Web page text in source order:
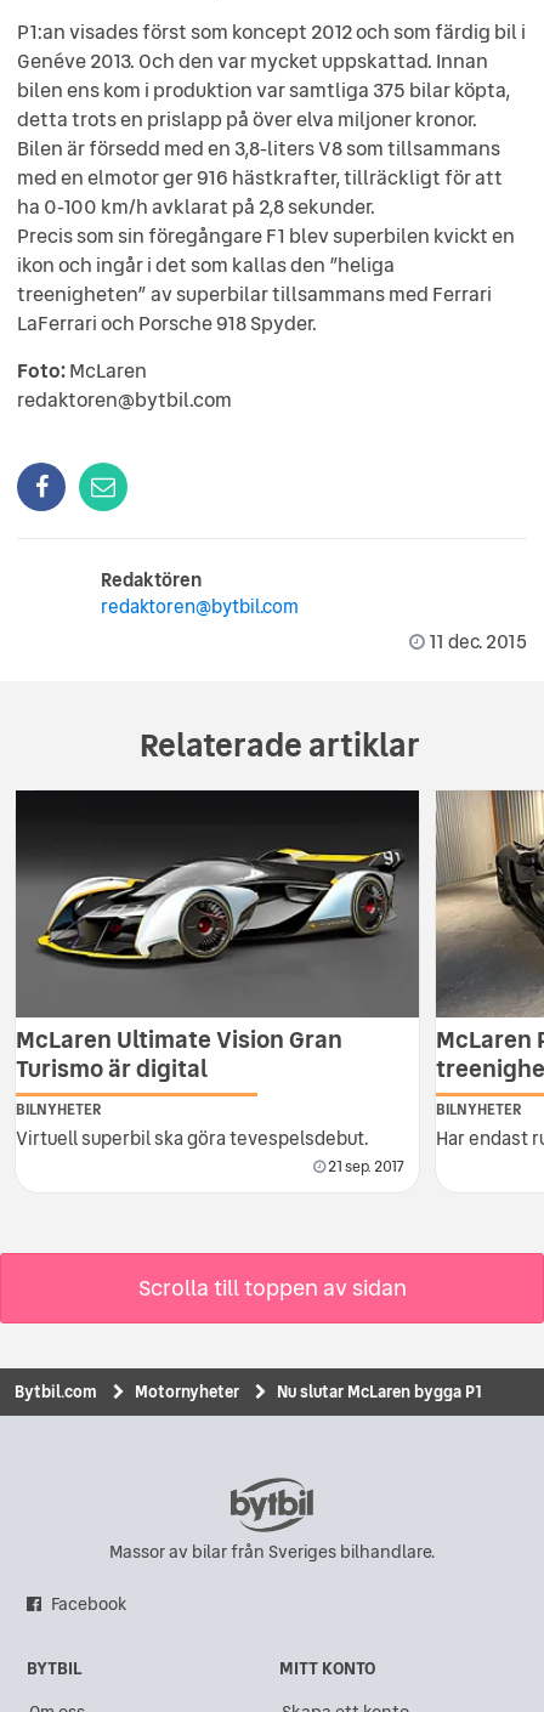
P1:an visades först som koncept 2012 och som färdig bil i
Genéve 2013. Och den var mycket uppskattad. Innan
bilen ens kom i produktion var samtliga 375 bilar köpta,
detta trots en prislapp på över elva miljoner kronor.
Bilen är försedd med en 3,8-liters V8 som tillsammans
med en elmotor ger 916 hästkrafter, tillräckligt för att
ha 0-100 km/h avklarat på 2,8 sekunder.
Precis som sin föregångare F1 blev superbilen kvickt en
ikon och ingår i det som kallas den ”heliga
treenigheten” av superbilar tillsammans med Ferrari
LaFerrari och Porsche 918 Spyder.
Foto:McLaren
redaktoren@bytbil.com
Redaktören
redaktoren@bytbil.com
11 dec. 2015
Relaterade artiklar
McLaren Ultimate Vision Gran
Turismo är digital
BILNYHETER
Virtuell superbil ska göra tevespelsdebut.
21 sep. 2017
McLaren
BILNYHETER
Har endast
Scrolla till toppen av sidan
Bytbil.com Motornyheter Nu slutar McLaren bygga P1
Massor av bilar från Sveriges bilhandlare.
Facebook
BYTBIL
MITT KONTO